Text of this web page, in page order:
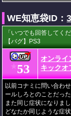
WE知恵袋ID：
「いつでも回答してくだ
【バグ】PS3
★53
オンライ
キックオ
以前コナミに問い合わ
ールしろとのことだっ
また同じ症状になりまし
どなたか同じような症